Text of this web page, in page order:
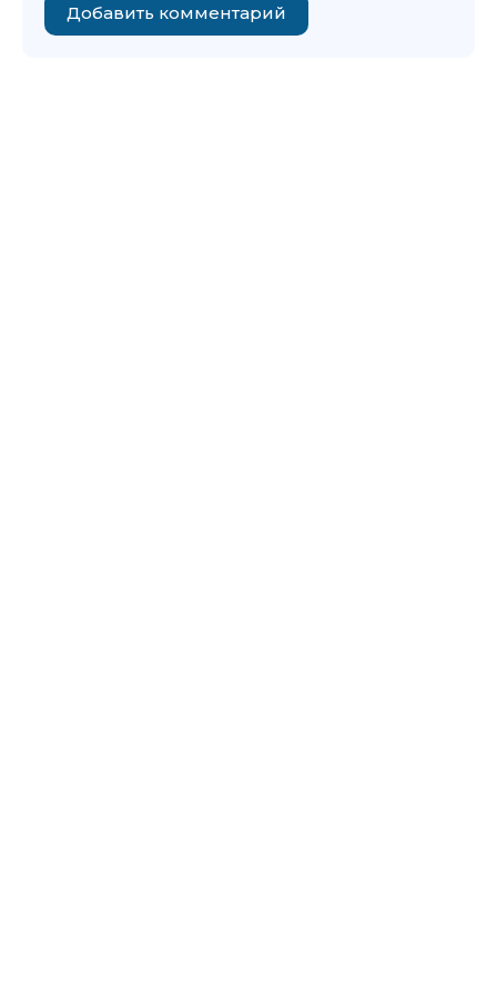
Добавить комментарий